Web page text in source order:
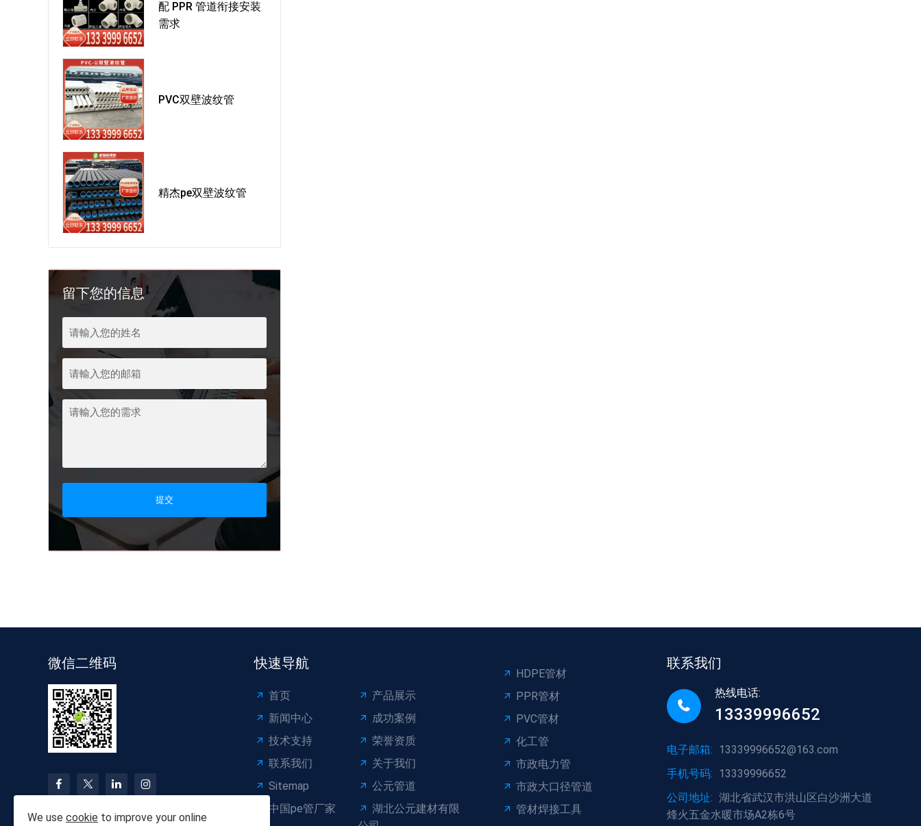
配 PPR 管道衔接安装
需求
PVC双壁波纹管
精杰pe双壁波纹管
留下您的信息
提交
微信二维码 快速导航
首页
产品展示
新闻中心
成功案例
技术支持
荣誉资质
联系我们
关于我们
Sitemap
公元管道
中国pe管厂家
湖北公元建材有限
HDPE管材
PPR管材
PVC管材
化工管
市政电力管
市政大口径管道
管材焊接工具
联系我们
热线电话:
13339996652
电子邮箱: 13339996652@163.com
手机号码: 13339996652
公司地址: 湖北省武汉市洪山区白沙洲大道
烽火五金水暖市场A2栋6号
We use cookie to improve your online